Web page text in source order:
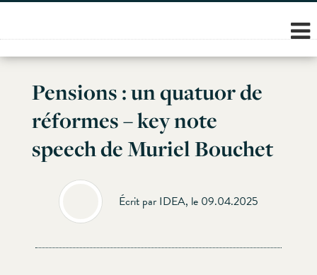
Skip
content
Pensions : un quatuor de
réformes – key note
speech de Muriel Bouchet
Écrit par IDEA, le 09.04.2025